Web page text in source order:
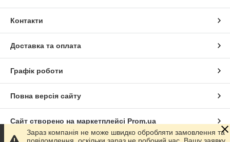
Контакти
Доставка та оплата
Графік роботи
Повна версія сайту
Сайт створено на маркетплейсі Prom.ua
Зараз компанія не може швидко обробляти замовлення та